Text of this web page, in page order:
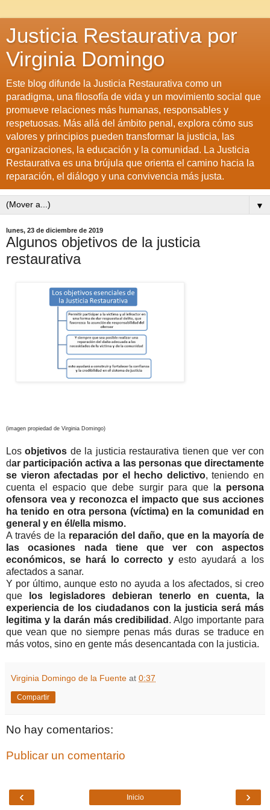
Justicia Restaurativa por
Virginia Domingo
Este blog difunde la Justicia Restaurativa como un
paradigma, una filosofía de vida y un movimiento social que
promueve relaciones más humanas, responsables y
respetuosas. Más allá del ámbito penal, explora cómo sus
valores y principios pueden transformar la justicia, las
organizaciones, la educación y la comunidad. La Justicia
Restaurativa es una brújula que orienta el camino hacia la
reparación, el diálogo y una convivencia más justa.
▼
lunes, 23 de diciembre de 2019
Algunos objetivos de la justicia
restaurativa
(imagen propiedad de Virginia Domingo)
Losobjetivos de la justicia restaurativa tienen que ver con
dar participación activa a las personas que directamente
se vieron afectadas por el hecho delictivo, teniendo en
cuenta el espacio que debe surgir para que l a persona
ofensora vea y reconozca el impacto que sus acciones
ha tenido en otra persona (víctima) en la comunidad en
general y en él/ella mismo.
A través de la reparación del daño, que en la mayoría de
las ocasiones nada tiene que ver con aspectos
económicos, se hará lo correcto yesto ayudará a los
afectados a sanar.
Y por último, aunque esto no ayuda a los afectados, si creo
que
los legisladores debieran tenerlo en cuenta, la
experiencia de los ciudadanos con la justicia será más
legitima y la darán más credibilidad . Algo importante para
que vean que no siempre penas más duras se traduce en
más votos, sino en gente más desencantada con la justicia.
Virginia Domingo de la Fuente at 0:37
Compartir
No hay comentarios:
Publicar un comentario
‹ ›
Inicio